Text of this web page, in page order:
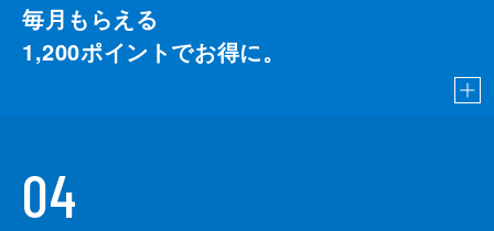
毎月もらえる
1,200ポイントでお得に。
04